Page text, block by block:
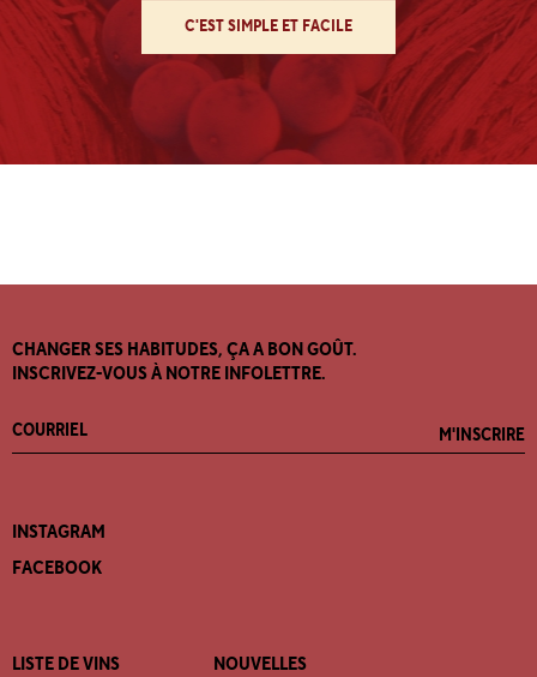
C'EST SIMPLE ET FACILE
CHANGER SES HABITUDES, ÇA A BON GOÛT.
INSCRIVEZ-VOUS À NOTRE INFOLETTRE.
M'INSCRIRE
INSTAGRAM
FACEBOOK
LISTE DE VINS
NOUVELLES